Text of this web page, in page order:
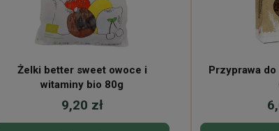
Żelki better sweet owoce i
witaminy bio 80g
9,20 zł
Przyprawa